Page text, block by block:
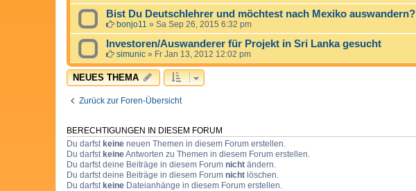
Bist Du Deutschlehrer und möchtest nach Mexiko auswandern?
bonjo11 » Sa Sep 26, 2015 6:32 pm
Investoren/Auswanderer für Projekt in Sri Lanka gesucht
simunic » Fr Jan 13, 2012 12:02 pm
NEUES THEMA
Zurück zur Foren-Übersicht
BERECHTIGUNGEN IN DIESEM FORUM
Du darfstkeine neuen Themen in diesem Forum erstellen.
Du darfstkeineAntworten zu Themen in diesem Forum erstellen.
Du darfst deine Beiträge in diesem Forum nicht ändern.
Du darfst deine Beiträge in diesem Forum nicht löschen.
Du darfstkeine Dateianhänge in diesem Forum erstellen.